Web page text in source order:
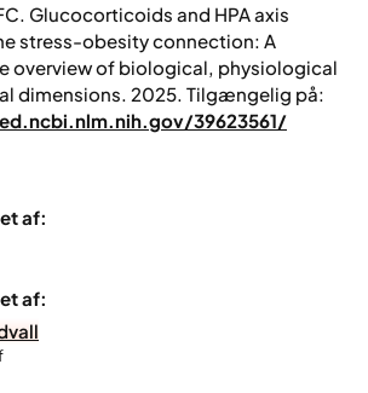
Glucocorticoids and HPA axis
stress-obesity connection: A
overview of biological, physiological
dimensions. 2025. Tilgængelig på:
39623561/
af:
af: